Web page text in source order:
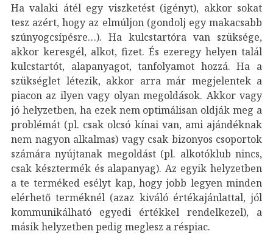
Ha valaki átél egy viszketést (igényt), akkor sokat
tesz azért, hogy az elmúljon (gondolj egy makacsabb
szúnyogcsípésre…). Ha kulcstartóra van szüksége,
akkor keresgél, alkot, fizet. És ezeregy helyen talál
kulcstartót, alapanyagot, tanfolyamot hozzá. Ha a
szükséglet létezik, akkor arra már megjelentek a
piacon az ilyen vagy olyan megoldások. Akkor vagy
jó helyzetben, ha ezek nem optimálisan oldják meg a
problémát (pl. csak olcsó kínai van, ami ajándéknak
nem nagyon alkalmas) vagy csak bizonyos csoportok
számára nyújtanak megoldást (pl. alkotóklub nincs,
csak késztermék és alapanyag). Az egyik helyzetben
a te terméked esélyt kap, hogy jobb legyen minden
elérhető terméknél (azaz kiváló értékajánlattal, jól
kommunikálható egyedi értékkel rendelkezel), a
másik helyzetben pedig meglesz a réspiac.